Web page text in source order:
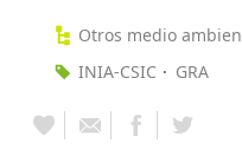
Otros medio
INIA-CSIC
GRA